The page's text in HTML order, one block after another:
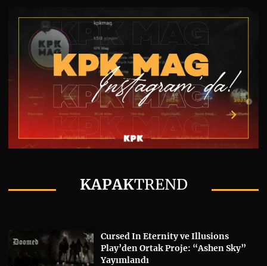
KAPAKTREND
Cursed In Eternity ve Illusions
Play’den Ortak Proje: “Ashen Sky”
Yayımlandı